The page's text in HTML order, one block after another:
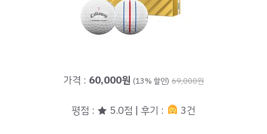
가격 : 60,000원 (13% 할인) 69,000원
평점 : ★ 5.0점 | 후기 : 3건